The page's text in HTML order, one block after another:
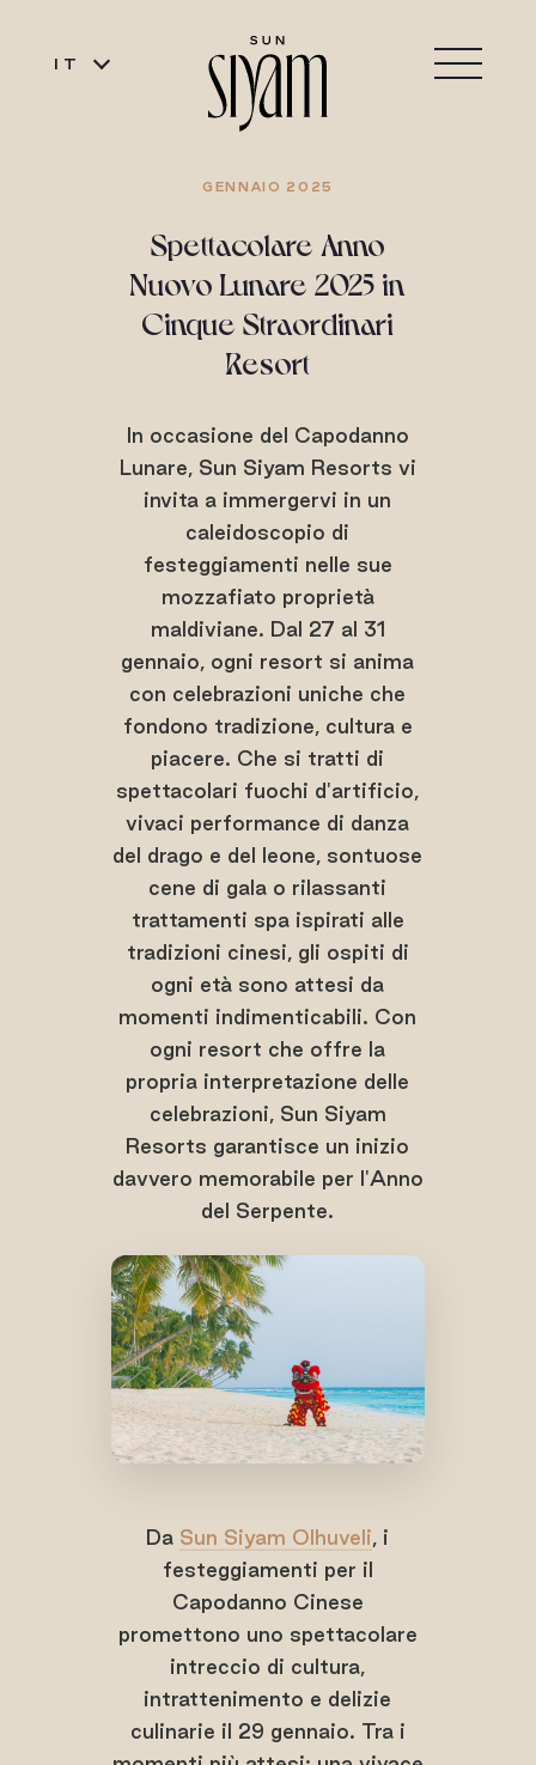
IT
GENNAIO 2025
Spettacolare Anno
Nuovo Lunare 2025 in
Cinque Straordinari
Resort
In occasione del Capodanno
Lunare, Sun Siyam Resorts vi
invita a immergervi in un
caleidoscopio di
festeggiamenti nelle sue
mozzafiato proprietà
maldiviane. Dal 27 al 31
gennaio, ogni resort si anima
con celebrazioni uniche che
fondono tradizione, cultura e
piacere. Che si tratti di
spettacolari fuochi d'artificio,
vivaci performance di danza
del drago e del leone, sontuose
cene di gala o rilassanti
trattamenti spa ispirati alle
tradizioni cinesi, gli ospiti di
ogni età sono attesi da
momenti indimenticabili. Con
ogni resort che offre la
propria interpretazione delle
celebrazioni, Sun Siyam
Resorts garantisce un inizio
davvero memorabile per l'Anno
del Serpente.
Da Sun Siyam Olhuveli, i
festeggiamenti per il
Capodanno Cinese
promettono uno spettacolare
intreccio di cultura,
intrattenimento e delizie
culinarie il 29 gennaio. Tra i